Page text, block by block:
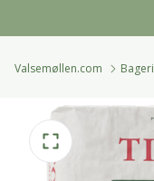
Valsemøllen.com Bageri